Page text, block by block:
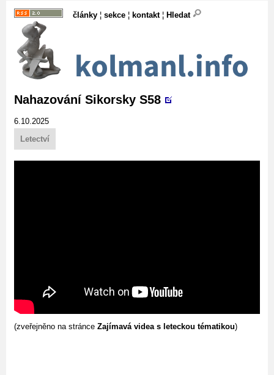
články ¦ sekce ¦ kontakt¦ Hledat
Nahazování Sikorsky S58
6.10.2025
Letectví
(zveřejněno na stránce Zajímavá videa s leteckou tématikou)